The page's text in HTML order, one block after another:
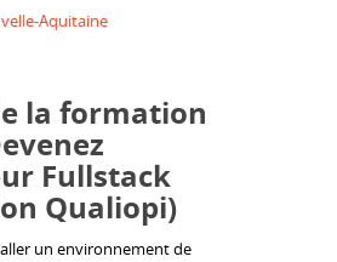
Aquitaine
la formation
Fullstack
Qualiopi)
un environnement de